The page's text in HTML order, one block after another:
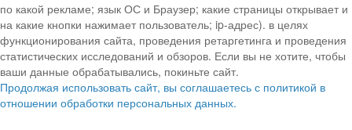
по какой рекламе; язык ОС и Браузер; какие страницы открывает и
на какие кнопки нажимает пользователь; ip-адрес). в целях
функционирования сайта, проведения ретаргетинга и проведения
статистических исследований и обзоров. Если вы не хотите, чтобы
ваши данные обрабатывались, покиньте сайт.
Продолжая использовать сайт, вы соглашаетесь с политикой в
отношении обработки персональных данных.